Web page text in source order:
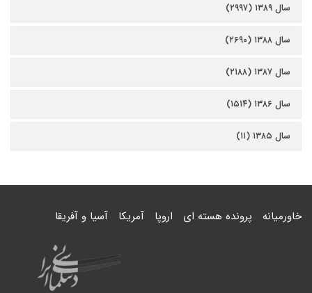
سال ۱۳۸۹ (۲۹۹۷)
سال ۱۳۸۸ (۲۶۹۰)
سال ۱۳۸۷ (۲۱۸۸)
سال ۱۳۸۶ (۱۵۱۴)
سال ۱۳۸۵ (۱۱)
خاورمیانه پرونده هسته ای اروپا آمریکا آسیا و آفریقا